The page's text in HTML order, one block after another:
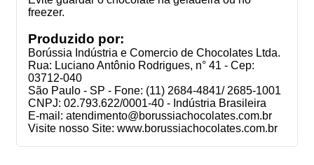
freezer.
Produzido por:
Borússia Indústria e Comercio de Chocolates Ltda.
Rua: Luciano Antônio Rodrigues, n° 41 - Cep:
03712-040
São Paulo - SP - Fone: (11) 2684-4841/ 2685-1001
CNPJ: 02.793.622/0001-40 - Indústria Brasileira
E-mail: atendimento@borussiachocolates.com.br
Visite nosso Site: www.borussiachocolates.com.br